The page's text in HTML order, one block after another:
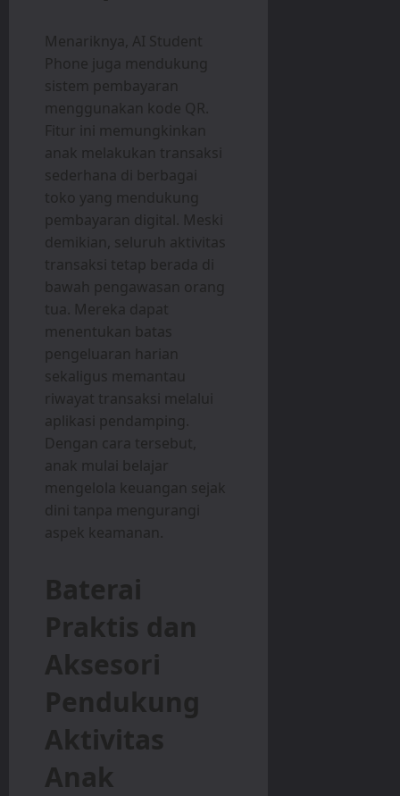
Menariknya, AI Student
Phone juga mendukung
sistem pembayaran
menggunakan kode QR.
Fitur ini memungkinkan
anak melakukan transaksi
sederhana di berbagai
toko yang mendukung
pembayaran digital. Meski
demikian, seluruh aktivitas
transaksi tetap berada di
bawah pengawasan orang
tua. Mereka dapat
menentukan batas
pengeluaran harian
sekaligus memantau
riwayat transaksi melalui
aplikasi pendamping.
Dengan cara tersebut,
anak mulai belajar
mengelola keuangan sejak
dini tanpa mengurangi
aspek keamanan.
Baterai
Praktis dan
Aksesori
Pendukung
Aktivitas
Anak